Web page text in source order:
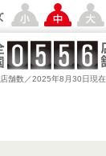
店舗数／2025年8月30日現在